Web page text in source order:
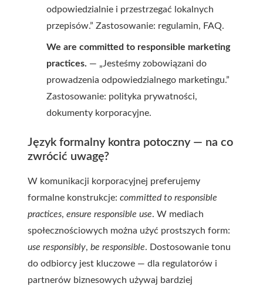
odpowiedzialnie i przestrzegać lokalnych
przepisów.” Zastosowanie: regulamin, FAQ.
We are committed to responsible marketing
practices. — „Jesteśmy zobowiązani do
prowadzenia odpowiedzialnego marketingu.”
Zastosowanie: polityka prywatności,
dokumenty korporacyjne.
Język formalny kontra potoczny — na co
zwrócić uwagę?
W komunikacji korporacyjnej preferujemy
formalne konstrukcje: committed to responsible
practices, ensure responsible use. W mediach
społecznościowych można użyć prostszych form:
use responsibly, be responsible. Dostosowanie tonu
do odbiorcy jest kluczowe — dla regulatorów i
partnerów biznesowych używaj bardziej